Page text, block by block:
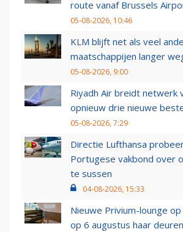
route vanaf Brussels
05-08-2026, 10:46
KLM blijft net als veel
maatschappijen langer
05-08-2026, 9:00
Riyadh Air breidt netwerk
opnieuw drie nieuwe
05-08-2026, 7:29
Directie Lufthansa
Portugese vakbond over
te sussen
04-08-2026, 15:33
Nieuwe Privium-lounge
op 6 augustus haar deuren